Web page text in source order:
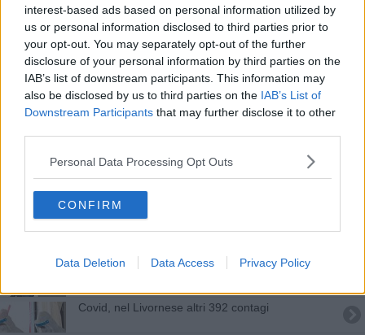
interest-based ads based on personal information utilized by
us or personal information disclosed to third parties prior to
your opt-out. You may separately opt-out of the further
disclosure of your personal information by third parties on the
IAB’s list of downstream participants. This information may
also be disclosed by us to third parties on the IAB’s List of
Downstream Participants that may further disclose it to other
Personal Data Processing Opt Outs
CONFIRM
Data Deletion Data Access Privacy Policy
Covid-19, 4 nuovi contagi nelle Valli Etrusche
Giornata di maltempo, vigili del fuoco in azione
Due nuovi decessi e 229 casi Covid nel Livornese
Nel Livornese i nuovi casi Covid sono 177
Covid, in Provincia superati i 260 nuovi casi
Nel Livornese altri 243 nuovi contagiati Covid
Covid, nel Livornese altri 231 casi positivi
Covid, nel Livornese altri 392 contagi